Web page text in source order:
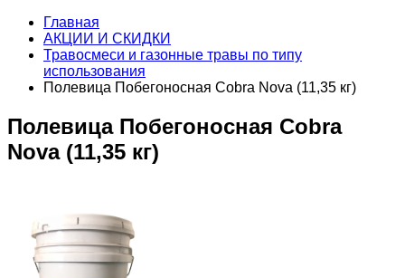
Главная
АКЦИИ И СКИДКИ
Травосмеси и газонные травы по типу
использования
Полевица Побегоносная Cobra Nova (11,35 кг)
Полевица Побегоносная Cobra
Nova (11,35 кг)